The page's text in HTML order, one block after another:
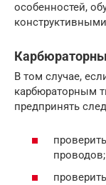
особенностей,
В том случае,
карбюраторным
предпринять
проводов;